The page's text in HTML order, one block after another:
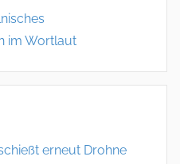
im Wortlaut
erneut Drohne